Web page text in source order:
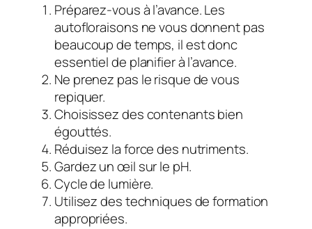
Préparez-vous à l’avance. Les
autofloraisons ne vous donnent pas
beaucoup de temps, il est donc
essentiel de planifier à l’avance.
Ne prenez pas le risque de vous
repiquer.
Choisissez des contenants bien
égouttés.
Réduisez la force des nutriments.
Gardez un œil sur le pH.
Cycle de lumière.
Utilisez des techniques de formation
appropriées.